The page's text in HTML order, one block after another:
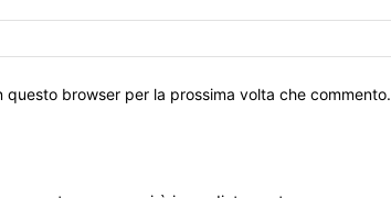
questo browser per la prossima volta che commento.